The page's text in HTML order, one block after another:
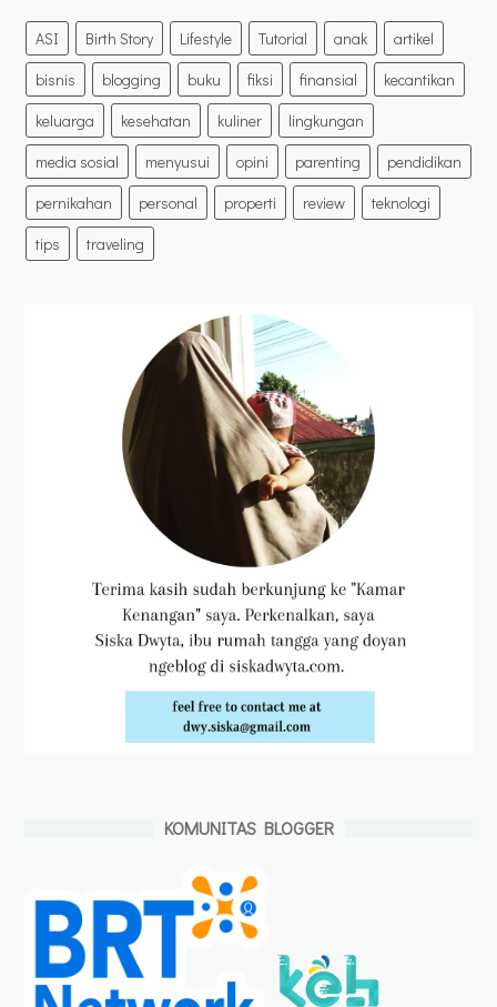
ASI Birth Story Lifestyle Tutorial anak
artikel
bisnis
blogging buku fiksi finansial
kecantikan
keluarga
kesehatan kuliner
lingkungan
media sosial
menyusui opini parenting
pendidikan
pernikahan
personal properti review
teknologi
tips
traveling
KOMUNITAS BLOGGER